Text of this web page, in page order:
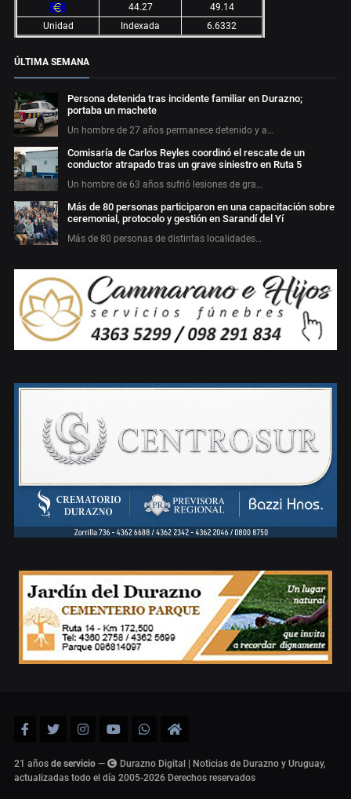
44.27
49.14
Unidad
Indexada 6.6332
ÚLTIMA SEMANA
Persona detenida tras incidente familiar en Durazno;
portaba un machete
Un hombre de 27 años permanece detenido y a…
Comisaría de Carlos Reyles coordinó el rescate de un
conductor atrapado tras un grave siniestro en Ruta 5
Un hombre de 63 años sufrió lesiones de gra…
Más de 80 personas participaron en una capacitación sobre
ceremonial, protocolo y gestión en Sarandí del Yí
Más de 80 personas de distintas localidades…
21 años de servicio —
Durazno Digital | Noticias de Durazno y Uruguay,
actualizadas todo el día 2005-2026 Derechos reservados